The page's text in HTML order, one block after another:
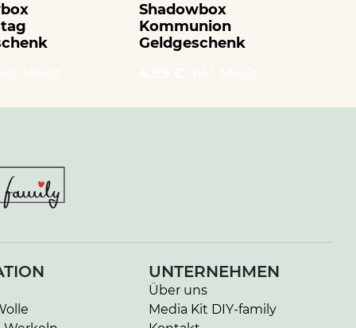
Shadowbox
Kommunion
Geldgeschenk
UNTERNEHMEN
Über uns
Media Kit DIY-family